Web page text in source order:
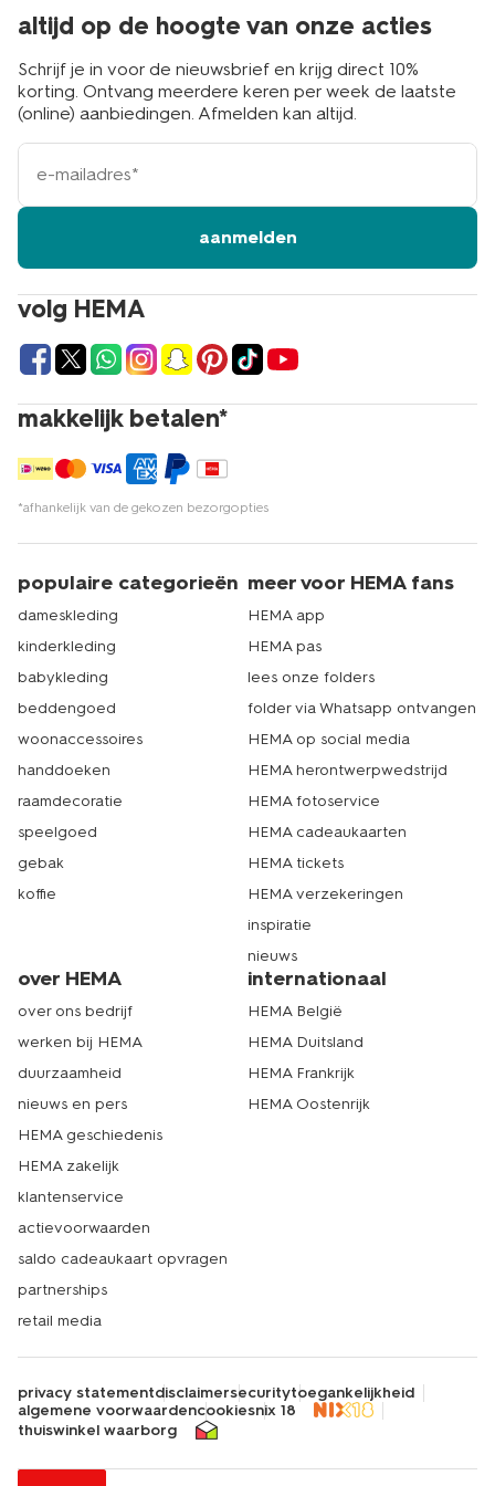
volg HEMA
makkelijk betalen*
*afhankelijk van de gekozen bezorgopties
altijd op de hoogte van onze acties
Schrijf je in voor de nieuwsbrief en krijg direct 10%
korting. Ontvang meerdere keren per week de laatste
(online) aanbiedingen. Afmelden kan altijd.
e-
mailadres
aanmelden
populaire categorieën
dameskleding
kinderkleding
babykleding
beddengoed
woonaccessoires
handdoeken
raamdecoratie
speelgoed
gebak
koffie
meer voor HEMA fans
HEMA app
HEMA pas
lees onze folders
folder via Whatsapp ontvangen
HEMA op social media
HEMA herontwerpwedstrijd
HEMA fotoservice
HEMA cadeaukaarten
HEMA tickets
HEMA verzekeringen
inspiratie
nieuws
over HEMA
over ons bedrijf
werken bij HEMA
duurzaamheid
nieuws en pers
HEMA geschiedenis
HEMA zakelijk
klantenservice
actievoorwaarden
saldo cadeaukaart opvragen
partnerships
retail media
internationaal
HEMA België
HEMA Duitsland
HEMA Frankrijk
HEMA Oostenrijk
privacy statementdisclaimersecuritytoegankelijkheid
algemene voorwaardencookiesnix 18
thuiswinkel waarborg